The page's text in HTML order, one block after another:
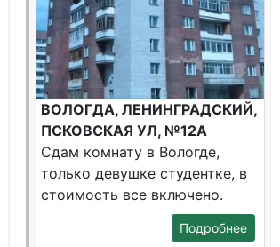
ВОЛОГДА, ЛЕНИНГРАДСКИЙ,
ПСКОВСКАЯ УЛ, №12А
Сдам комнату в Вологде,
только девушке студентке, в
стоимость все включено.
Подробнее